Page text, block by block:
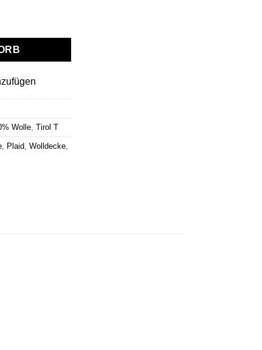
grau-weiß Menge
Wolle, Tirol T
, Plaid, Wolldecke,